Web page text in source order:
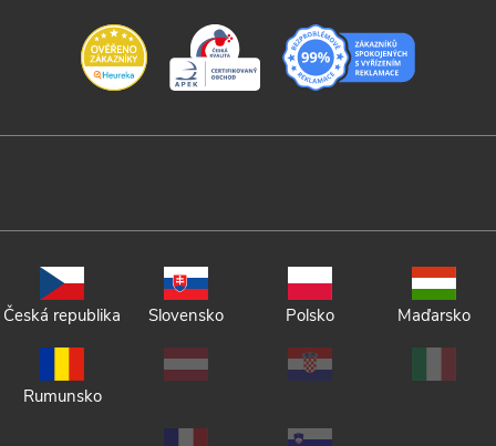
Česká republika Slovensko Polsko Maďarsko
Rumunsko